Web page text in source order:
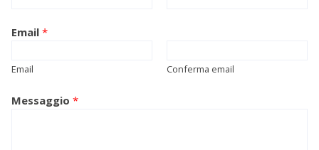
Email *
Email Conferma email
Messaggio *